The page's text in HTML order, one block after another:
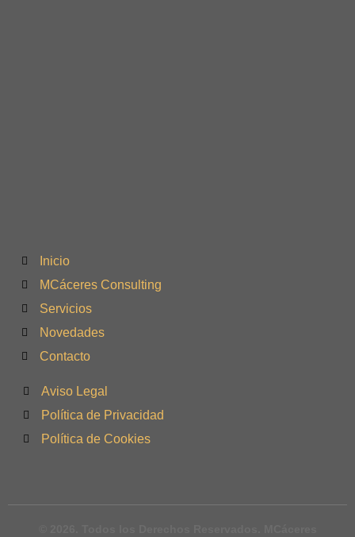
Inicio
MCáceres Consulting
Servicios
Novedades
Contacto
Aviso Legal
Política de Privacidad
Política de Cookies